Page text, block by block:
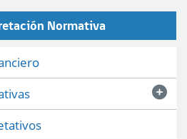
Normativa